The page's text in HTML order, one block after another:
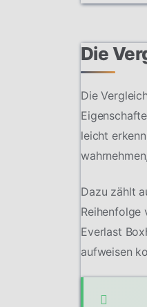
Die
Die
leicht
Dazu zählt
Reihenfolge
Everlast
aufweisen